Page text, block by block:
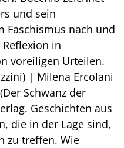
und sein
Faschismus nach und
in
voreiligen Urteilen.
| Milena Ercolani
Schwanz der
Geschichten aus
die in der Lage sind,
zu treffen. Wie